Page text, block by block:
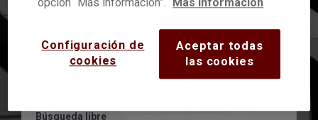
Provincias
Tipo de proceso
Búsqueda libre
opción “Más información”.
Más información
Aceptar todas
las cookies
Configuración de
cookies